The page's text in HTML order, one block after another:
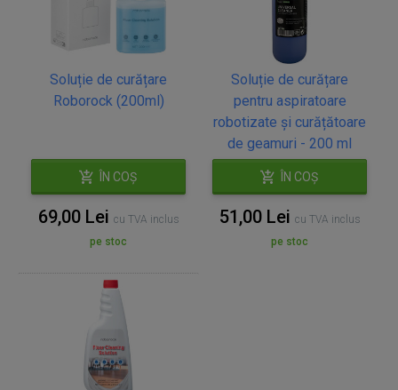
Soluție de curățare
Roborock (200ml)
ÎN COȘ
69,00 Lei cu TVA inclus
pe stoc
Soluție de curățare
pentru aspiratoare
robotizate și curățătoare
de geamuri - 200 ml
ÎN COȘ
51,00 Lei cu TVA inclus
pe stoc